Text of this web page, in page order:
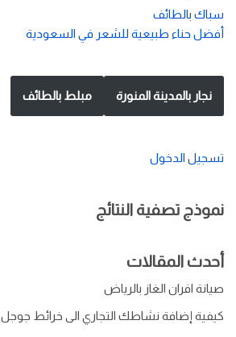
سباك بالطائف
أفضل حناء طبيعية للشعر في السعودية
نجار بالمدينة المنورة مبلط بالطائف
تسجيل الدخول
نموذج تصفية النتائج
أحدث المقالات
صيانة افران الغاز بالرياض
كيفية إضافة نشاطك التجاري الى خرائط جوجل